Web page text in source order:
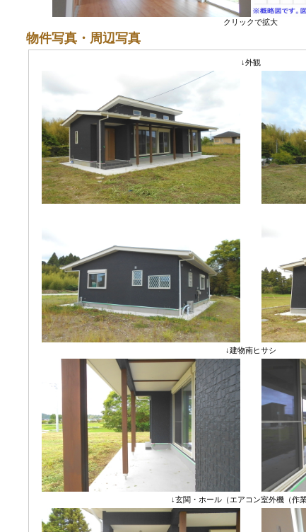
クリックで拡大
物件写真・周辺写真
↓外観
↓建物南ヒサシ
↓玄関・ホール（エアコン室外機（作